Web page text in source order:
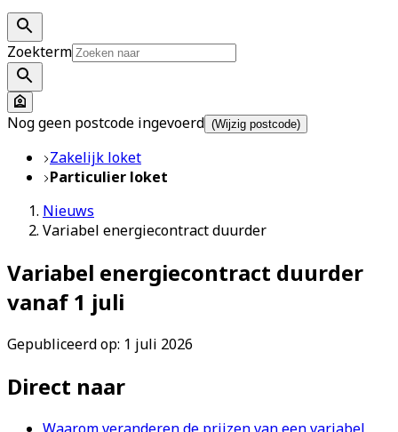
Zoekterm
Nog geen postcode ingevoerd (Wijzig postcode)
Zakelijk loket
Particulier loket
Nieuws
Variabel energiecontract duurder
Variabel energiecontract duurder
vanaf 1 juli
Gepubliceerd op: 1 juli 2026
Direct naar